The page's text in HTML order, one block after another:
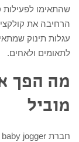
שהתאימו
הרחיבה את
עגלות תינוק
לתאומים ולאחים.
מה הפך
מוביל